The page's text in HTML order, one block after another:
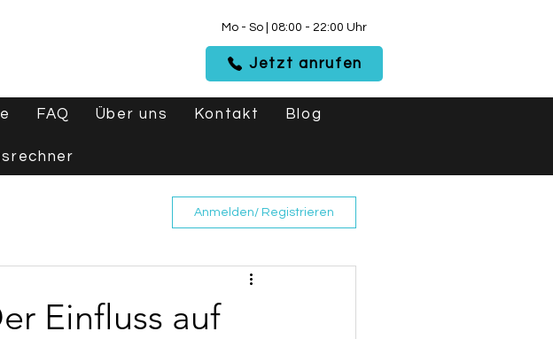
Mo - So | 08:00 - 22:00 Uhr
Jetzt anrufen
FAQ Über uns Kontakt Blog
Anmelden/ Registrieren
Einfluss auf